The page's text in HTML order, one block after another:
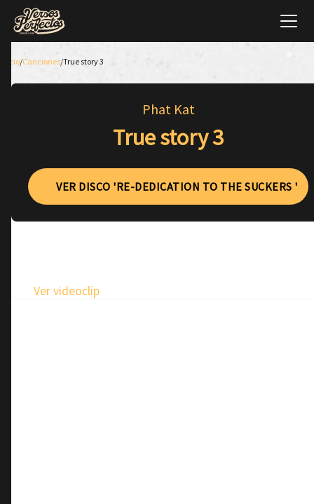
Inicio/Canciones/True story 3
Phat Kat
True story 3
VER DISCO 'RE-DEDICATION TO THE SUCKERS '
Ver videoclip